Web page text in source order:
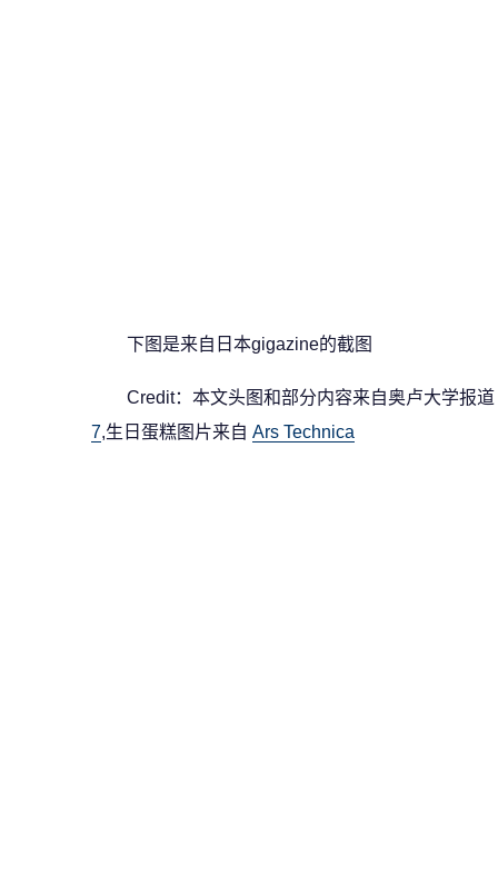
下图是来自日本gigazine的截图
Credit：本文头图和部分内容来自奥卢大学报道
7,生日蛋糕图片来自 Ars Technica